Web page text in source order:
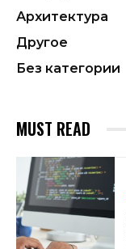
Архитектура
Другое
Без категории
MUST READ